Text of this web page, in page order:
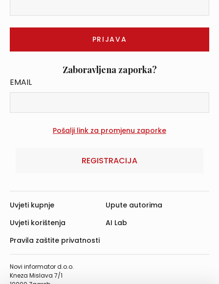
Zaboravljena zaporka?
EMAIL
REGISTRACIJA
Novi informator d.o.o.
Kneza Mislava 7/1
Uvjeti kupnje
Uvjeti korištenja
Pravila zaštite privatnosti
Upute autorima
AI Lab